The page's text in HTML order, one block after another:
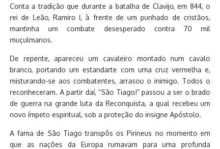
Conta a tradição que durante a batalha de Clavijo, em 844, o
rei de Leão, Ramiro I, à frente de um punhado de cristãos,
mantinha um combate desesperado contra 70 mil
muçulmanos.
De repente, apareceu um cavaleiro montado num cavalo
branco, portando um estandarte com uma cruz vermelha e,
misturando-se aos combatentes, arrasou o inimigo. Todos o
reconheceram. A partir daí, “São Tiago!” passou a ser o brado
de guerra na grande luta da Reconquista, a qual recebeu um
novo ímpeto espiritual, sob a proteção do insigne Apóstolo.
A fama de São Tiago transpôs os Pirineus no momento em
que as nações da Europa rumavam para uma profunda